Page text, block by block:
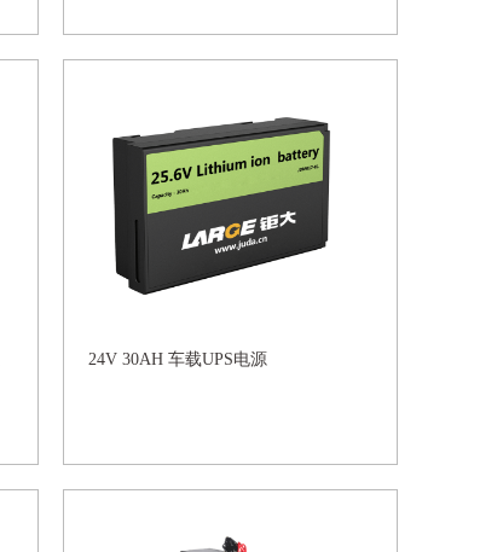
24V 30AH 车载UPS电源